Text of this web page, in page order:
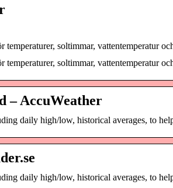
soltimmar, vattentemperatur
soltimmar, vattentemperatur
– AccuWeather
daily high/low, historical averages, to
daily high/low, historical averages, to